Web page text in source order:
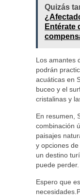
Quizás
Entérate
Los amantes
podrán
acuáticas en
buceo y el
cristalinas y
En resumen,
combinación
paisajes
y opciones
un destino
puede perder.
Espero que